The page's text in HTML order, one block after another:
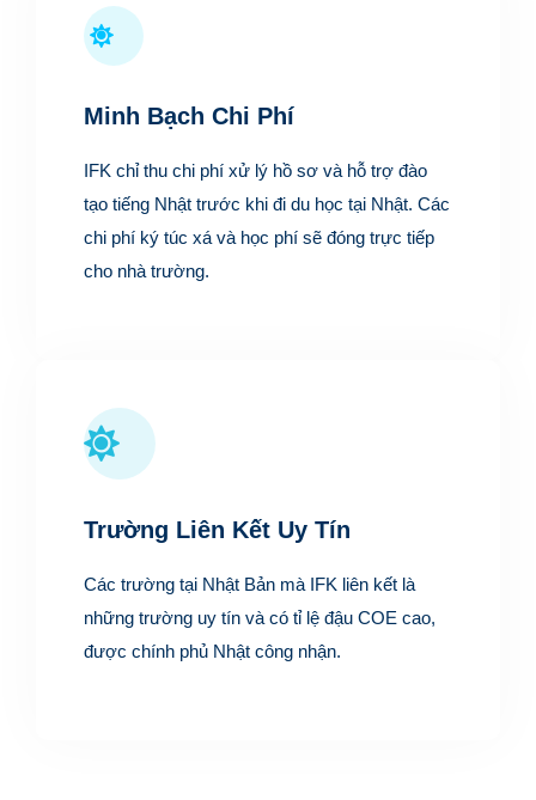
Minh Bạch Chi Phí
IFK chỉ thu chi phí xử lý hồ sơ và hỗ trợ đào
tạo tiếng Nhật trước khi đi du học tại Nhật. Các
chi phí ký túc xá và học phí sẽ đóng trực tiếp
cho nhà trường.
Trường Liên Kết Uy Tín
Các trường tại Nhật Bản mà IFK liên kết là
những trường uy tín và có tỉ lệ đậu COE cao,
được chính phủ Nhật công nhận.